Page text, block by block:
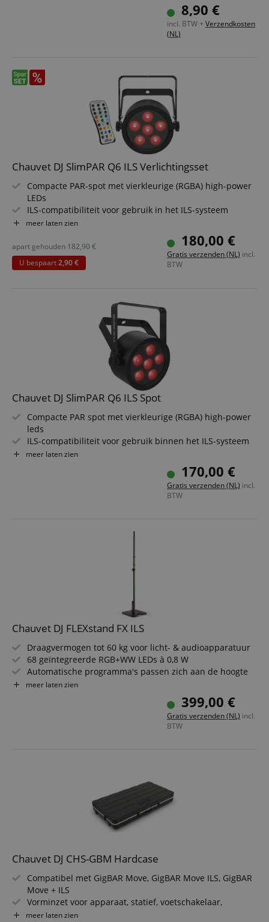
8,90 €
incl. BTW + Verzendkosten
(NL)
Chauvet DJ SlimPAR Q6 ILS Verlichtingsset
Compacte PAR-spot met vierkleurige (RGBA) high-power
LEDs
ILS-compatibiliteit voor gebruik in het ILS-systeem
D-Fi USB-compatibiliteit voor draadloze master/slave- of
Gemakkelijke toegang tot RGBA-kleurenmix en statische
kleuren, optioneel met DMX
Flikkervrije werking voor gebruik voor de camera
Besparingsset inclusief afstandsbediening
meer laten zien
180,00 €
Gratis verzenden (NL) incl.
BTW
apart gehouden 182,90 €
U bespaart2,90 €
Chauvet DJ SlimPAR Q6 ILS Spot
Compacte PAR spot met vierkleurige (RGBA) high-power
leds
ILS-compatibiliteit voor gebruik binnen het ILS-systeem
D-Fi USB-compatibiliteit voor draadloze master/slave- of
Gemakkelijke toegang tot RGBA-kleurenmix en statische
Flikkervrije werking voor gebruik voor de camera
meer laten zien
170,00 €
Gratis verzenden (NL) incl.
BTW
Chauvet DJ FLEXstand FX ILS
Draagvermogen tot 60 kg voor licht- & audioapparatuur
68 geïntegreerde RGB+WW LEDs à 0,8 W
Automatische programma's passen zich aan de hoogte
aan
Compatibel met ILS-, RF- & DMX-besturing
Gereedschapsloze montage voor snelle opbouw
Veilige triggervergrendeling voor hoogteverstelling
meer laten zien
399,00 €
Gratis verzenden (NL) incl.
BTW
Chauvet DJ CHS-GBM Hardcase
Compatibel met GigBAR Move, GigBAR Move ILS, GigBAR
Move + ILS
Vorminzet voor apparaat, statief, voetschakelaar,
afstandsbediening & accessoires
meer laten zien